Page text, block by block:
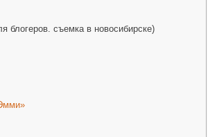
блогеров. съемка в новосибирске)